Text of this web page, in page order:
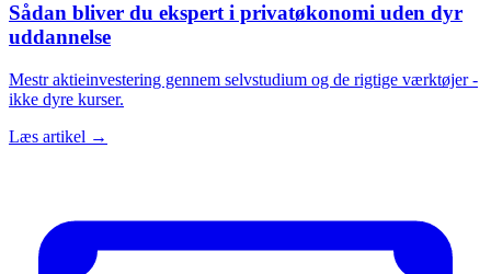
Sådan bliver du ekspert i privatøkonomi uden dyr
uddannelse
Mestr aktieinvestering gennem selvstudium og de rigtige værktøjer -
ikke dyre kurser.
Læs artikel →